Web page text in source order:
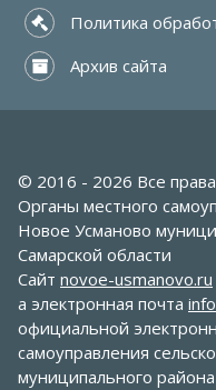
Политика
Архив сайта
© 2016 - 2026 Все
Органы местного
Новое Усманово
Самарской области
Сайт novoe-usmanovo.ru
а электронная почта
официальной
самоуправления
муниципального